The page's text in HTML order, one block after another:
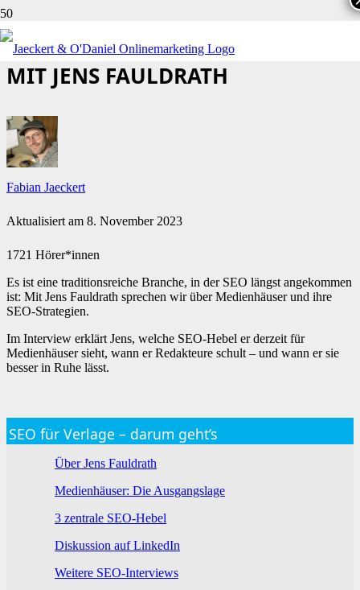
SEO FÜR VERLAGE: INTERVIEW
MIT JENS FAULDRATH
Fabian Jaeckert
Aktualisiert am 8. November 2023
1721 Hörer*innen
Es ist eine traditionsreiche Branche, in der SEO längst angekommen
ist: Mit Jens Fauldrath sprechen wir über Medienhäuser und ihre
SEO-Strategien.
Im Interview erklärt Jens, welche SEO-Hebel er derzeit für
Medienhäuser sieht, wann er Redakteure schult – und wann er sie
besser in Ruhe lässt.
SEO für Verlage – darum geht’s
Über Jens Fauldrath
Medienhäuser: Die Ausgangslage
3 zentrale SEO-Hebel
Diskussion auf LinkedIn
Weitere SEO-Interviews